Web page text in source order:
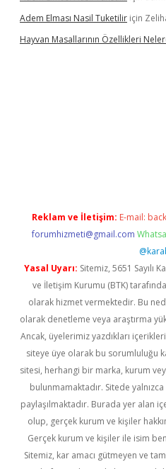
Adem Elması Nasil Tuketilir için
Hayvan Masallarının Özellikleri
Reklam ve İletişim: E-mail:
forumhizmeti@gmail.com
Yasal Uyarı: Sitemiz, 5651 Sayılı
ve İletişim Kurumu (BTK)
olarak hizmet vermektedir. Bu
olarak denetleme veya araştırma
Ancak, üyelerimiz yazdıkları
siteye üye olarak bu sorumluluğu
sitesi, herhangi bir marka, kurum
bulunmamaktadır. Sitede
paylaşılmaktadır. Burada yer alan
olup, gerçek kurum ve kişiler
Gerçek kurum ve kişiler ile isim
Sitemiz, kar amacı gütmeyen ve